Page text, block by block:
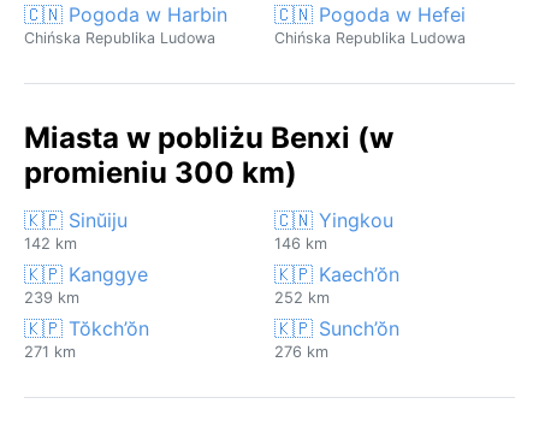
🇨🇳 Pogoda w Harbin
Chińska Republika Ludowa
🇨🇳 Pogoda w Hefei
Chińska Republika Ludowa
Miasta w pobliżu Benxi (w
promieniu 300 km)
🇰🇵 Sinŭiju
142 km
🇨🇳 Yingkou
146 km
🇰🇵 Kanggye
239 km
🇰🇵 Kaech’ŏn
252 km
🇰🇵 Tŏkch’ŏn
271 km
🇰🇵 Sunch’ŏn
276 km